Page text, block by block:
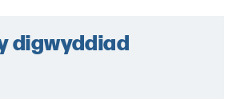
digwyddiad